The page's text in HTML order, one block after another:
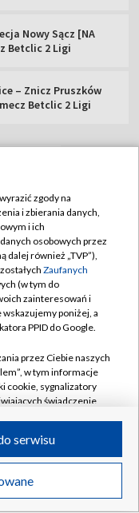
Wideo
Nowy Sącz [NA
Betclic 2 Ligi
– Znicz Pruszków
Betclic 2 Ligi
w likwidacji
zgody na
i zbierania danych,
i ich
osobowych przez
dalej również „TVP”),
Zaufanych
(w tym do
zainteresowań i
poniżej, a
PPID do Google.
przez Ciebie naszych
w tym informacje
cookie, sygnalizatory
świadczenie
przez Ciebie
IP, identyfikatory
serwisu